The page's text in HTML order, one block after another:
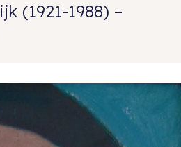
(1921-1988) –